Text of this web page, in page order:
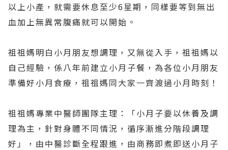
以上小產，就需要休息至少6星期，同樣要等到無出
血加上無異常腹痛就可以開始。
祖祖媽明白小月朋友想調理，又無從入手，祖祖媽以
自己經驗，係八年前建立小月子餐，為各位小月朋友
準備好小月食療，祖祖媽同大家一齊渡過小月時刻！
祖祖媽專業中醫師團隊主理：「小月子要以休養及調
理為主，針對身體不同情況，循序漸進分階段調理
好」，由中醫診斷全程跟進，由商務即煮即送小月子